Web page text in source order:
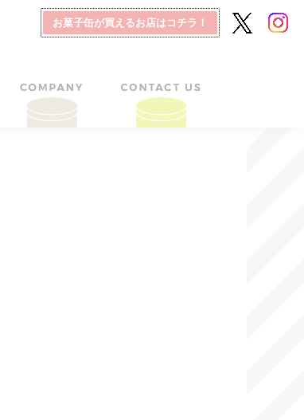
お菓子缶が買えるお店はコチラ！